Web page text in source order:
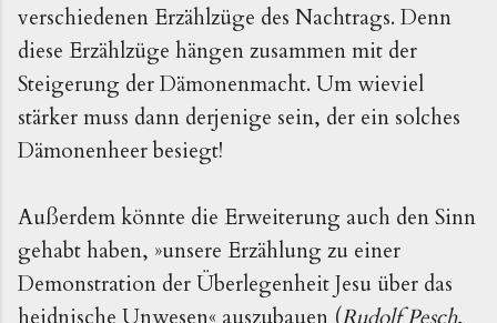
verschiedenen Erzählzüge des Nachtrags. Denn
diese Erzählzüge hängen zusammen mit der
Steigerung der Dämonenmacht. Um wieviel
stärker muss dann derjenige sein, der ein solches
Dämonenheer besiegt!
Außerdem könnte die Erweiterung auch den Sinn
gehabt haben, »unsere Erzählung zu einer
Demonstration der Überlegenheit Jesu über das
heidnische Unwesen« auszubauen (Rudolf Pesch,